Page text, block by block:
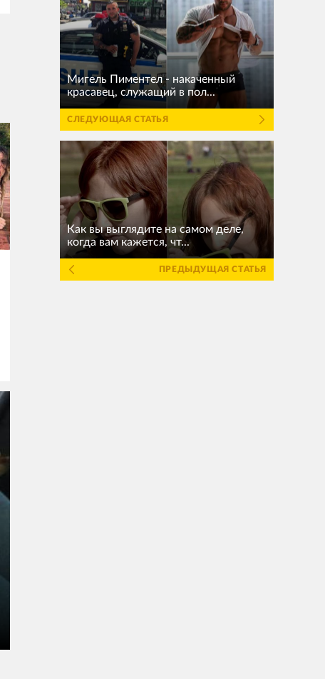
Мигель Пиментел - накаченный
красавец, служащий в пол...
СЛЕДУЮЩАЯ СТАТЬЯ
Как вы выглядите на самом деле,
когда вам кажется, чт...
ПРЕДЫДУЩАЯ СТАТЬЯ